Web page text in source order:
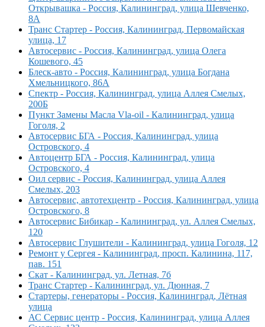
Открывашка - Россия, Калининград, улица Шевченко,
8А
Транс Стартер - Россия, Калининград, Первомайская
улица, 17
Автосервис - Россия, Калининград, улица Олега
Кошевого, 45
Блеск-авто - Россия, Калининград, улица Богдана
Хмельницкого, 86А
Спектр - Россия, Калининград, улица Аллея Смелых,
200Б
Пункт Замены Масла Vla-oil - Калининград, улица
Гоголя, 2
Автосервис БГА - Россия, Калининград, улица
Островского, 4
Автоцентр БГА - Россия, Калининград, улица
Островского, 4
Оил сервис - Россия, Калининград, улица Аллея
Смелых, 203
Автосервис, автотехцентр - Россия, Калининград, улица
Островского, 8
Автосервис Бибикар - Калининград, ул. Аллея Смелых,
120
Автосервис Глушители - Калининград, улица Гоголя, 12
Ремонт у Сергея - Калининград, просп. Калинина, 117,
пав. 151
Скат - Калининград, ул. Летная, 7б
Транс Стартер - Калининград, ул. Дюнная, 7
Стартеры, генераторы - Россия, Калининград, Лётная
улица
АС Сервис центр - Россия, Калининград, улица Аллея